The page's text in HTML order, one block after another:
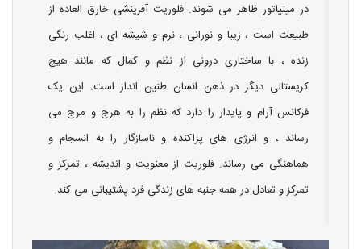
در مینیاتور ظاهر می شوند. فلوریت آفرینشی خارق العاده از
طبیعت است ، زیبا و نورانی ، نرم و شیشه ای ، اغلب رنگی
زنده ، با ساختاری درونی از نظم و کمال که مانند هیچ
کریستالی دیگر در ذهن انسان طنین انداز است. این یک
فرکانس آرام و پایدار را دارد که نظم را به هرج و مرج می
رساند ، و انرژی های پراکنده و ناسازگار را به انسجام و
هماهنگی می رساند. فلوریت از معنویت و اندیشه ، تمرکز و
تمرکز و تعادل در همه جنبه های زندگی فرد پشتیبانی می کند.